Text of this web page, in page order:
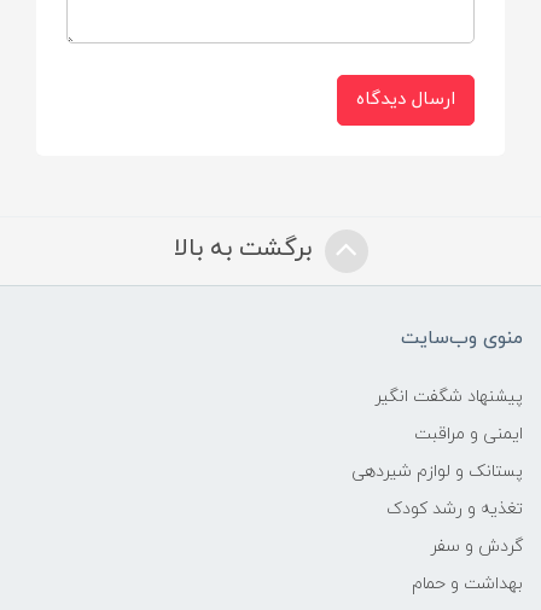
• دارای لایه عمودی محافظ جهت ممانعت از
و بدون هیچگونه عوارض پوستی
وجلوگیری از بازگشت مایع به سطح پوست
• استفاده از بهترین نوع ترکیب مواد و پودر
ممکن
ارسال دیدگاه
برگشت به بالا
منوی وب‌سایت
پیشنهاد شگفت انگیر
ایمنی و مراقبت
پستانک و لوازم شیردهی
تغذیه و رشد کودک
گردش و سفر
بهداشت و حمام